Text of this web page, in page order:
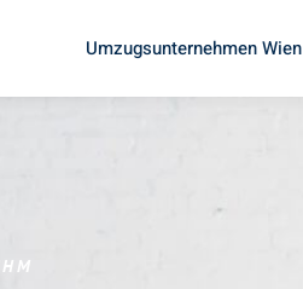
Umzugsunternehmen Wien